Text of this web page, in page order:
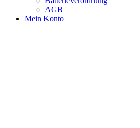
AGB
Mein Konto